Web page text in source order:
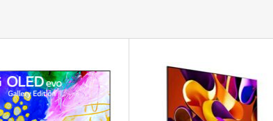
LAN
3 cổng
1 cổng Optical (Digital Audio), 1 cổng eARC (ARC)